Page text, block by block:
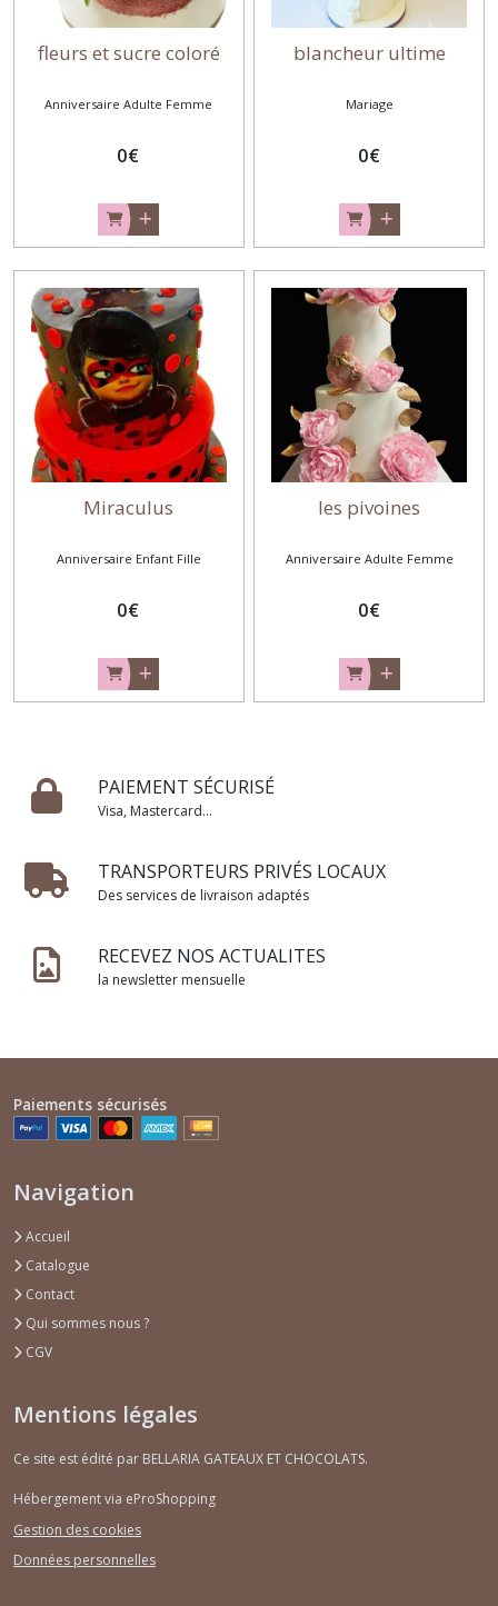
fleurs et sucre coloré
Anniversaire Adulte Femme
0€
blancheur ultime
Mariage
0€
Miraculus
Anniversaire Enfant Fille
0€
les pivoines
Anniversaire Adulte Femme
0€
PAIEMENT SÉCURISÉ
Visa, Mastercard...
TRANSPORTEURS PRIVÉS LOCAUX
Des services de livraison adaptés
RECEVEZ NOS ACTUALITES
la newsletter mensuelle
Paiements sécurisés
Navigation
Accueil
Catalogue
Contact
Qui sommes nous ?
CGV
Mentions légales
Ce site est édité par BELLARIA GATEAUX ET CHOCOLATS.
Hébergement via eProShopping
Gestion des cookies
Données personnelles